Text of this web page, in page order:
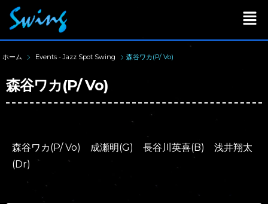
ホーム Events - Jazz Spot Swing 森谷ワカ(P/ Vo)
森谷ワカ(P/ Vo)
森谷ワカ(P/ Vo) 成瀬明(G) 長谷川英喜(B) 浅井翔太
(Dr)